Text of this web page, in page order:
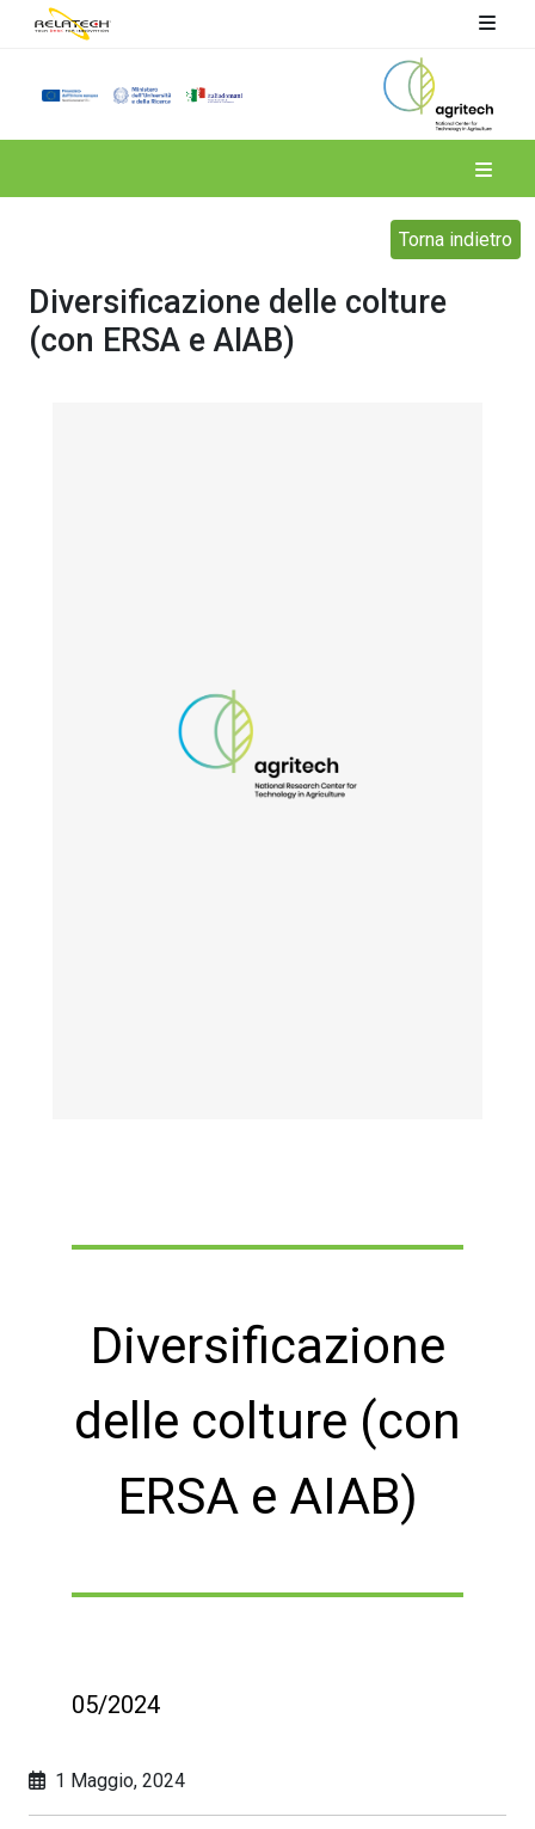
Torna indietro
Diversificazione delle colture
(con ERSA e AIAB)
Diversificazione
delle colture (con
ERSA e AIAB)
05/2024
1 Maggio, 2024